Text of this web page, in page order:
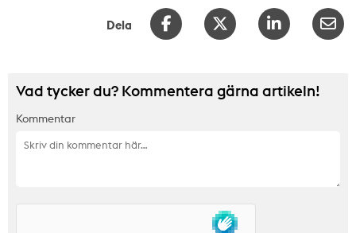
Dela
Vad tycker du? Kommentera gärna artikeln!
Kommentar